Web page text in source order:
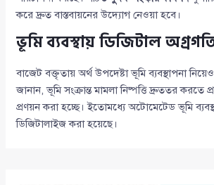
করে দ্রুত বাস্তবায়নের উদ্যোগ নেওয়া হবে।
ভূমি ব্যবস্থায় ডিজিটাল
বাজেট বক্তৃতায় অর্থ উপদেষ্টা ভূমি ব্যবস্থাপনা
জানান, ভূমি সংক্রান্ত মামলা নিষ্পত্তি দ্রুততর
প্রণয়ন করা হচ্ছে। ইতোমধ্যে অটোমেটেড ভূমি
ডিজিটালাইজ করা হয়েছে।